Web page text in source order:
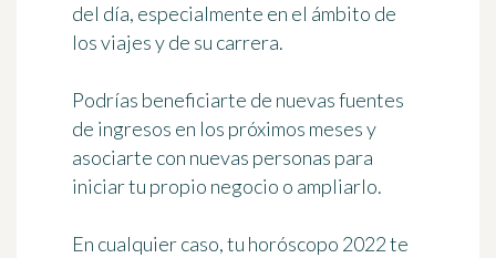
del día, especialmente en el ámbito de
los viajes y de su carrera.
Podrías beneficiarte de nuevas fuentes
de ingresos en los próximos meses y
asociarte con nuevas personas para
iniciar tu propio negocio o ampliarlo.
En cualquier caso, tu horóscopo 2022 te